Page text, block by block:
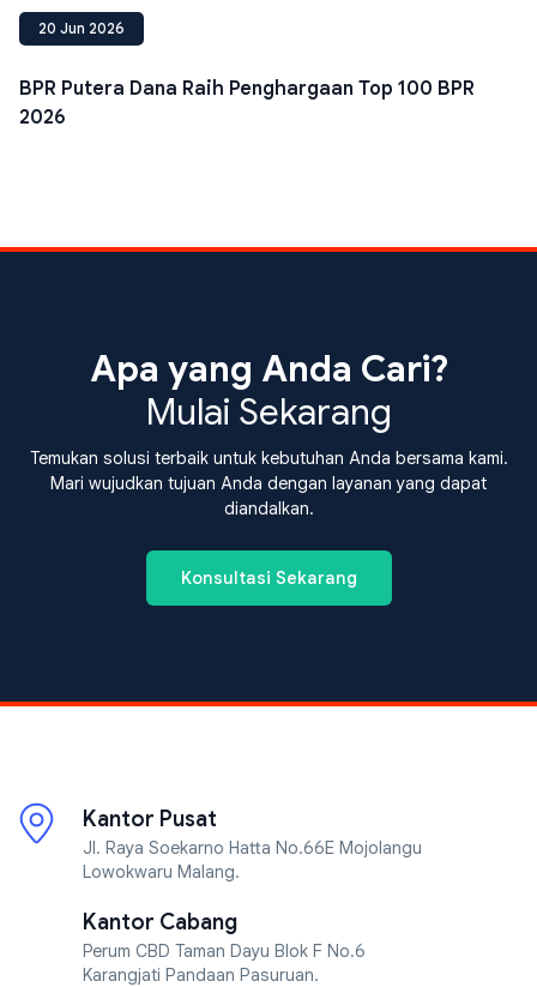
20 Jun 2026
BPR Putera Dana Raih Penghargaan Top 100 BPR
2026
Apa yang Anda Cari?
Mulai Sekarang
Temukan solusi terbaik untuk kebutuhan Anda bersama kami.
Mari wujudkan tujuan Anda dengan layanan yang dapat
diandalkan.
Konsultasi Sekarang
Kantor Pusat
Jl. Raya Soekarno Hatta No.66E Mojolangu
Lowokwaru Malang.
Kantor Cabang
Perum CBD Taman Dayu Blok F No.6
Karangjati Pandaan Pasuruan.